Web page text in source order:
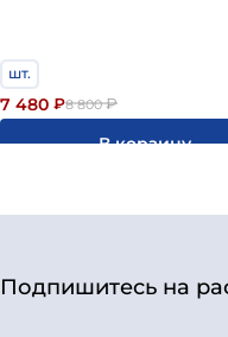
шт.
7 480 ₽8 800₽
В корзину
Подпишитесь на